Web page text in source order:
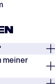
und
Wind oder
meiner